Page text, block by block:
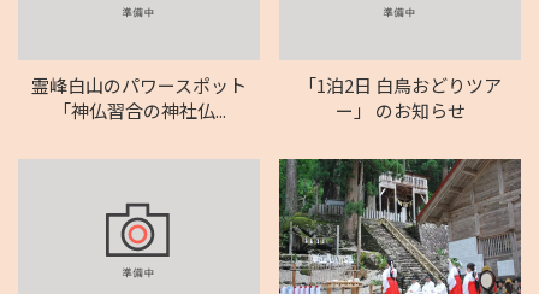
霊峰白山のパワースポット
「神仏習合の神社仏...
「1泊2日 白鳥おどりツア
ー」 のお知らせ